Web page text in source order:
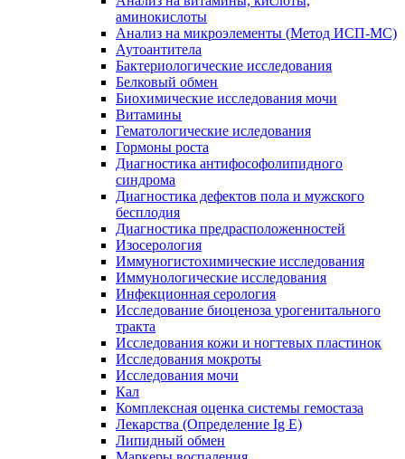
аминокислоты
Анализ на микроэлементы (Метод ИСП-МС)
Аутоантитела
Бактериологические исследования
Белковый обмен
Биохимические исследования мочи
Витамины
Гематологические иследования
Гормоны роста
Диагностика антифософолипидного
синдрома
Диагностика дефектов пола и мужского
бесплодия
Диагностика предрасположенностей
Изосерология
Иммуногистохимические исследования
Иммунологические исследования
Инфекционная серология
Исследование биоценоза урогенитального
тракта
Исследования кожи и ногтевых пластинок
Исследования мокроты
Исследования мочи
Кал
Комплексная оценка системы гемостаза
Лекарства (Определение Ig E)
Липидный обмен